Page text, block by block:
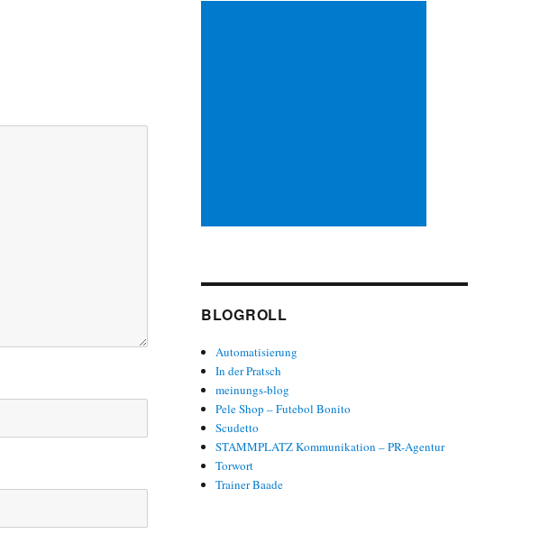
BLOGROLL
Automatisierung
In der Pratsch
meinungs-blog
Pele Shop – Futebol Bonito
Scudetto
STAMMPLATZ Kommunikation – PR-Agentur
Torwort
Trainer Baade